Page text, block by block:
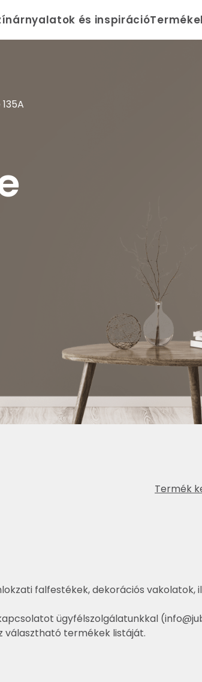
és inspiráció
Termék
falfestékek, dekorációs
ügyfélszolgálatunkkal (
választható termékek listáját.